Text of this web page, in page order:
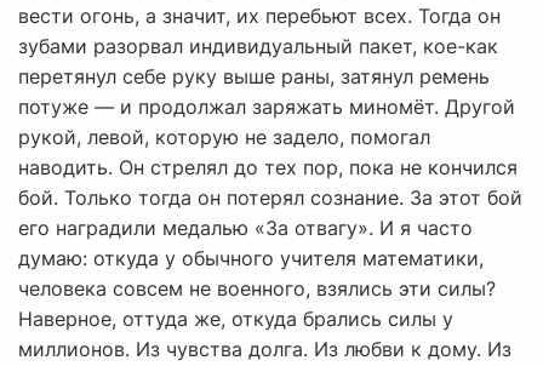
вести огонь, а значит, их перебьют всех. Тогда он
зубами разорвал индивидуальный пакет, кое-как
перетянул себе руку выше раны, затянул ремень
потуже — и продолжал заряжать миномёт. Другой
рукой, левой, которую не задело, помогал
наводить. Он стрелял до тех пор, пока не кончился
бой. Только тогда он потерял сознание. За этот бой
его наградили медалью «За отвагу». И я часто
думаю: откуда у обычного учителя математики,
человека совсем не военного, взялись эти силы?
Наверное, оттуда же, откуда брались силы у
миллионов. Из чувства долга. Из любви к дому. Из